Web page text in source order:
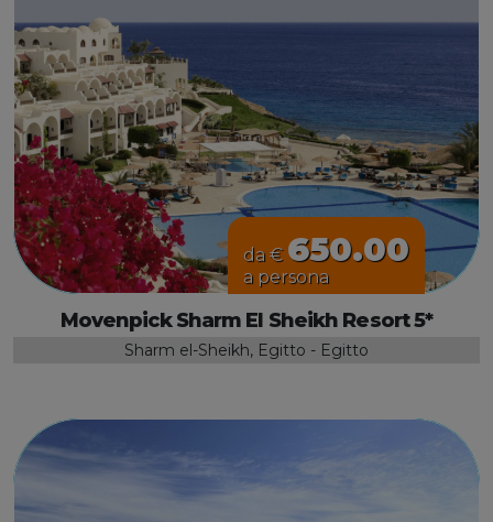
da € 650.00
a persona
Movenpick Sharm El Sheikh Resort 5*
Sharm el-Sheikh, Egitto - Egitto